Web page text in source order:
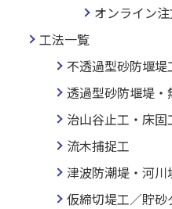
オンライン
工法一覧
不透過型砂防堰堤
透過型砂防堰堤
治山谷止工・床固
流木捕捉工
津波防潮堤・河川
仮締切堤工／貯砂